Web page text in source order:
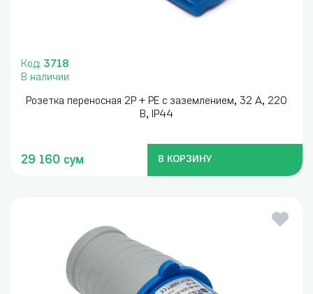
Код: 3718
В наличии
Розетка переносная 2P + PE с заземлением, 32 А, 220
В, IP44
29 160 сум В КОРЗИНУ